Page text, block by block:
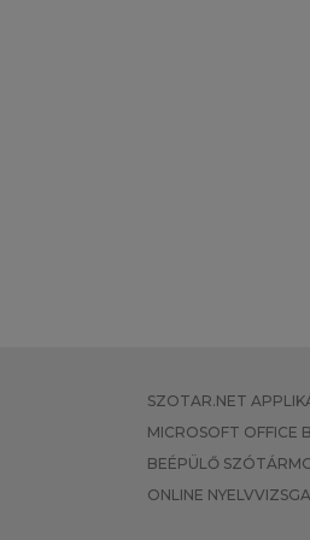
SZOTAR.NET
MICROSOFT OFFICE
BEÉPÜLŐ
ONLINE NYELVVIZSGA